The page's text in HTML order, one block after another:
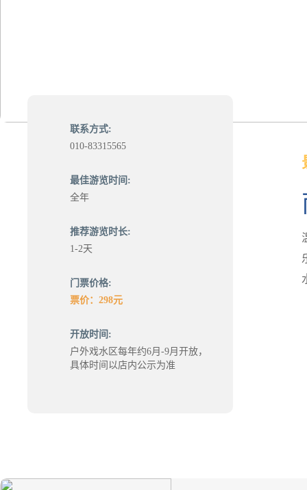
联系方式:
010-83315565
最佳游览时间:
全年
推荐游览时长:
1-2天
门票价格:
票价：298元
开放时间:
户外戏水区每年约6月-9月开放，
具体时间以店内公示为准